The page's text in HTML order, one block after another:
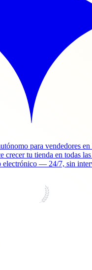
para vendedores en
crecer tu tienda en todas
electrónico — 24/7, sin